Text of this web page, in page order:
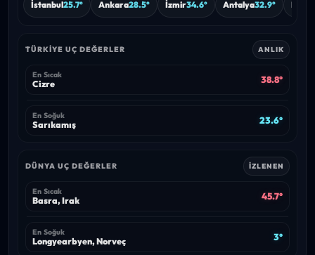
İstanbul25.7° Ankara28.5° İzmir34.6° Antalya32.9° Bursa
TÜRKIYE UÇ DEĞERLER ANLIK
En Sıcak
Cizre 38.8°
En Soğuk
Sarıkamış 23.6°
DÜNYA UÇ DEĞERLER İZLENEN
En Sıcak
Basra, Irak 45.7°
En Soğuk
Longyearbyen, Norveç 3°